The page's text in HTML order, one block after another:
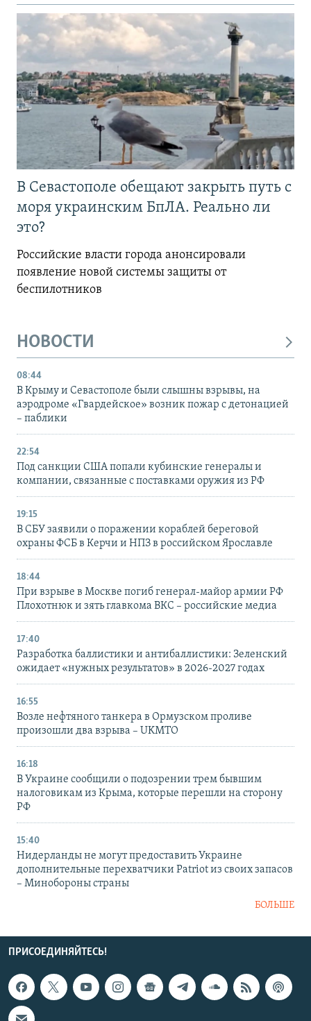
В Севастополе обещают закрыть путь с
моря украинским БпЛА. Реально ли
это?
Российские власти города анонсировали
появление новой системы защиты от
беспилотников
НОВОСТИ
08:44
В Крыму и Севастополе были слышны взрывы, на
аэродроме «Гвардейское» возник пожар с детонацией
– паблики
22:54
Под санкции США попали кубинские генералы и
компании, связанные с поставками оружия из РФ
19:15
В СБУ заявили о поражении кораблей береговой
охраны ФСБ в Керчи и НПЗ в российском Ярославле
18:44
При взрыве в Москве погиб генерал-майор армии РФ
Плохотнюк и зять главкома ВКС – российские медиа
17:40
Разработка баллистики и антибаллистики: Зеленский
ожидает «нужных результатов» в 2026-2027 годах
16:55
Возле нефтяного танкера в Ормузском проливе
произошли два взрыва – UKMTO
16:18
В Украине сообщили о подозрении трем бывшим
налоговикам из Крыма, которые перешли на сторону
РФ
15:40
Нидерланды не могут предоставить Украине
дополнительные перехватчики Patriot из своих запасов
– Минобороны страны
БОЛЬШЕ
ПРИСОЕДИНЯЙТЕСЬ!